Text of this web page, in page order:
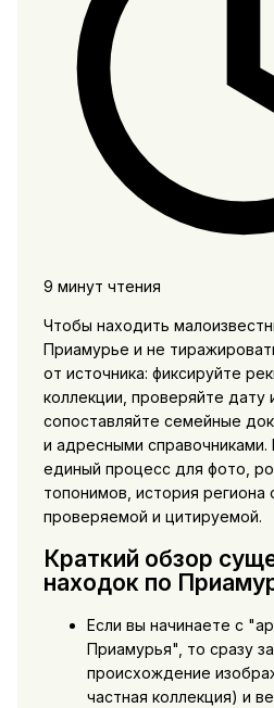
9 минут чтения
Чтобы находить
Приамурье и не
от источника: фиксируйте
коллекции, проверяйте дату
сопоставляйте семейные
и адресными справочниками.
единый процесс для фото,
топонимов, история региона
проверяемой и цитируемой.
Краткий обзор
находок по
Если вы начинаете с
Приамурья", то сразу
происхождение
частная коллекция) и